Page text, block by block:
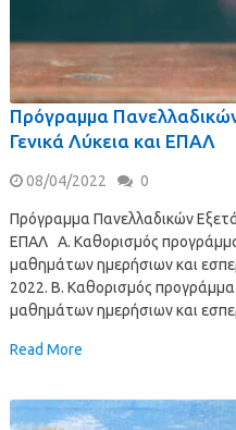
Πρόγραμμα
Γενικά Λύκεια και ΕΠΑΛ
08/04/2022 0
Πρόγραμμα Πανελλαδικών
ΕΠΑΛ Α. Καθορισμός
μαθημάτων ημερήσιων και
2022. Β. Καθορισμός
μαθημάτων ημερήσιων και
Read More